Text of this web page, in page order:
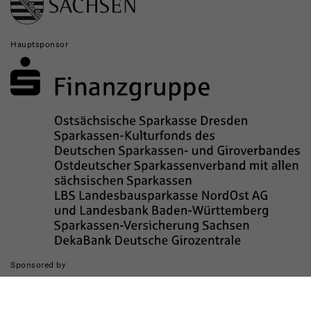
Hauptsponsor
Sponsored by